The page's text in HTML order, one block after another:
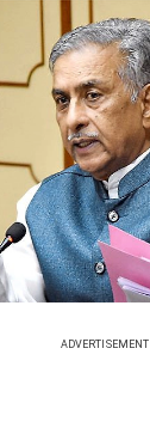
ADVERTISEMENT